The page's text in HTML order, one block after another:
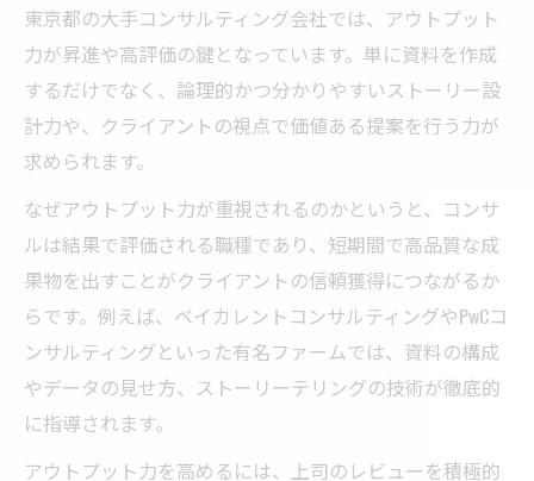
東京都の大手コンサルティング会社では、アウトプット
力が昇進や高評価の鍵となっています。単に資料を作成
するだけでなく、論理的かつ分かりやすいストーリー設
計力や、クライアントの視点で価値ある提案を行う力が
求められます。
なぜアウトプット力が重視されるのかというと、コンサ
ルは結果で評価される職種であり、短期間で高品質な成
果物を出すことがクライアントの信頼獲得につながるか
らです。例えば、ベイカレントコンサルティングやPwCコ
ンサルティングといった有名ファームでは、資料の構成
やデータの見せ方、ストーリーテリングの技術が徹底的
に指導されます。
アウトプット力を高めるには、上司のレビューを積極的